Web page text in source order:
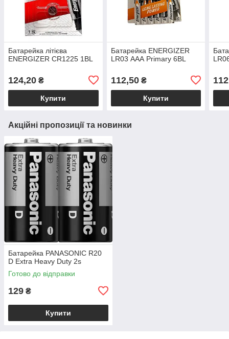
Батарейка літієва
ENERGIZER CR1225 1BL
124,20 ₴
Купити
Батарейка ENERGIZER
LR03 ААА Primary 6BL
112,50₴
Купити
Акційні пропозиції та новинки
Батарейка PANASONIC R20
D Extra Heavy Duty 2s
Готово до відправки
129 ₴
Купити